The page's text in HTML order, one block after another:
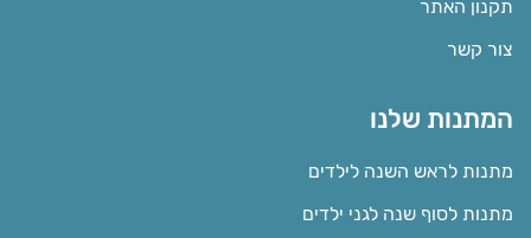
תקנון האתר
צור קשר
המתנות שלנו
מתנות לראש השנה לילדים
מתנות לסוף שנה לגני ילדים